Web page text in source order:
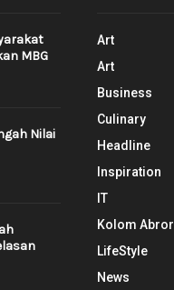
MBG
Nilai
Art
Art
Business
Culinary
Headline
Inspiration
IT
Kolom Abror
LifeStyle
News